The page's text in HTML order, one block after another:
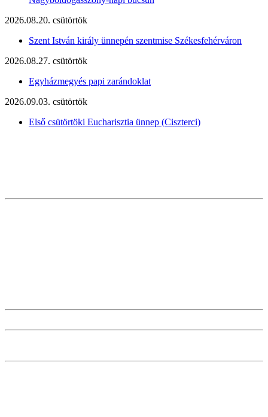
2026.08.20. csütörtök
Szent István király ünnepén szentmise Székesfehérváron
2026.08.27. csütörtök
Egyházmegyés papi zarándoklat
2026.09.03. csütörtök
Első csütörtöki Eucharisztia ünnep (Ciszterci)